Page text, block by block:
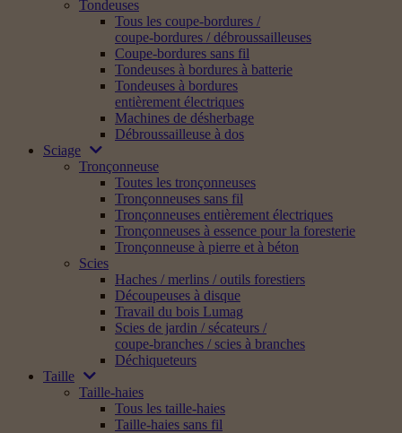
Tondeuses
Tous les coupe-bordures /
coupe-bordures / débroussailleuses
Coupe-bordures sans fil
Tondeuses à bordures à batterie
Tondeuses à bordures
entièrement électriques
Machines de désherbage
Débroussailleuse à dos
Sciage
Tronçonneuse
Toutes les tronçonneuses
Tronçonneuses sans fil
Tronçonneuses entièrement électriques
Tronçonneuses à essence pour la foresterie
Tronçonneuse à pierre et à béton
Scies
Haches / merlins / outils forestiers
Découpeuses à disque
Travail du bois Lumag
Scies de jardin / sécateurs /
coupe-branches / scies à branches
Déchiqueteurs
Taille
Taille-haies
Tous les taille-haies
Taille-haies sans fil